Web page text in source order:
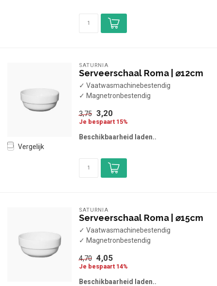
Vergelijk
SATURNIA
Serveerschaal Roma | ⌀12cm
✓ Vaatwasmachinebestendig
✓ Magnetronbestendig
3,75 3,20
Je bespaart 15%
Beschikbaarheid laden..
SATURNIA
Serveerschaal Roma | ⌀15cm
✓ Vaatwasmachinebestendig
✓ Magnetronbestendig
4,70 4,05
Je bespaart 14%
Beschikbaarheid laden..